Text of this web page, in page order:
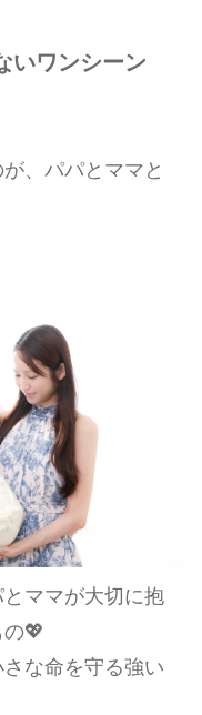
いワンシーン
、パパとママと
ママが大切に抱
💖
な命を守る強い